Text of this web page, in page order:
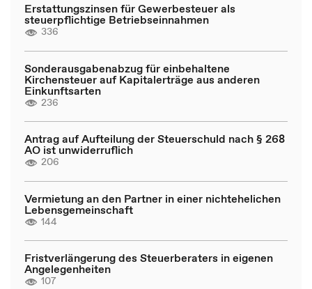
Erstattungszinsen für Gewerbesteuer als
steuerpflichtige Betriebseinnahmen
336
Sonderausgabenabzug für einbehaltene
Kirchensteuer auf Kapitalerträge aus anderen
Einkunftsarten
236
Antrag auf Aufteilung der Steuerschuld nach § 268
AO ist unwiderruflich
206
Vermietung an den Partner in einer nichtehelichen
Lebensgemeinschaft
144
Fristverlängerung des Steuerberaters in eigenen
Angelegenheiten
107